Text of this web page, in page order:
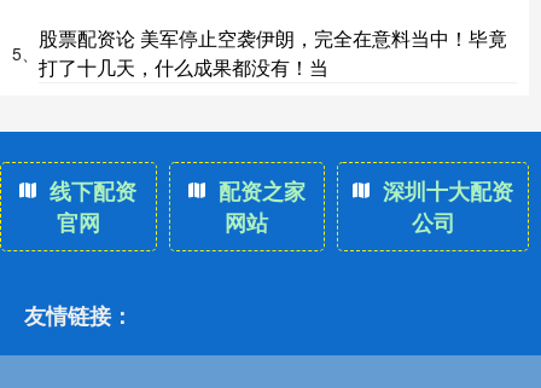
5、
股票配资论 美军停止空袭伊朗，完全在意料当中！毕竟
打了十几天，什么成果都没有！当
线下配资
官网
配资之家
网站
深圳十大配资
公司
友情链接：